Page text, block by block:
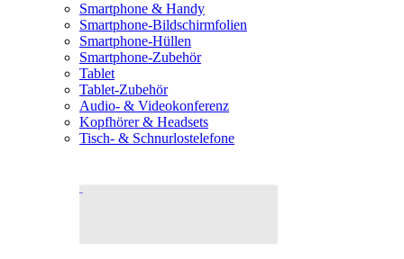
Smartphone & Handy
Smartphone-Bildschirmfolien
Smartphone-Hüllen
Smartphone-Zubehör
Tablet
Tablet-Zubehör
Audio- & Videokonferenz
Kopfhörer & Headsets
Tisch- & Schnurlostelefone